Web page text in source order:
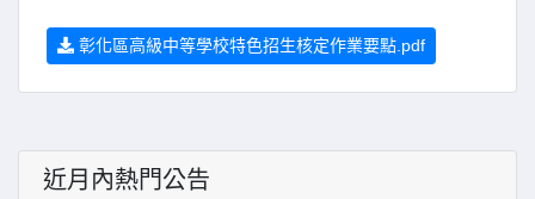
彰化區高級中等學校特色招生核定作業要點.pdf
近月內熱門公告